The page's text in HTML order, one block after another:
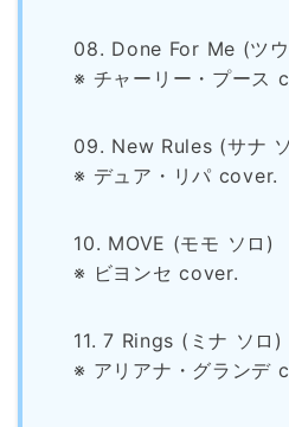
08. Done For Me (ツ
※ チャーリー・プース
09. New Rules (サナ
※ デュア・リパ cover.
10. MOVE (モモ ソロ)
※ ビヨンセ cover.
11. 7 Rings (ミナ ソロ)
※ アリアナ・グランデ